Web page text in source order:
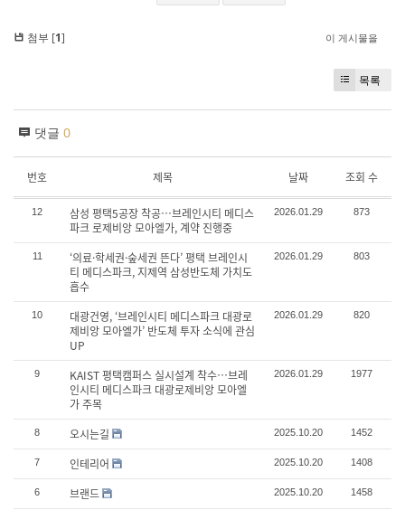
첨부 [1] 이 게시물을
목록
댓글 0
번호 제목 날짜 조회 수
12
삼성 평택5공장 착공…브레인시티 메디스
파크 로제비앙 모아엘가, 계약 진행중
2026.01.29 873
11
‘의료·학세권·숲세권 뜬다’ 평택 브레인시
티 메디스파크, 지제역 삼성반도체 가치도
흡수
2026.01.29 803
10
대광건영, ‘브레인시티 메디스파크 대광로
제비앙 모아엘가’ 반도체 투자 소식에 관심
UP
2026.01.29 820
9
KAIST 평택캠퍼스 실시설계 착수…브레
인시티 메디스파크 대광로제비앙 모아엘
가 주목
2026.01.29 1977
8 오시는길 2025.10.20 1452
7 인테리어 2025.10.20 1408
6 브랜드 2025.10.20 1458